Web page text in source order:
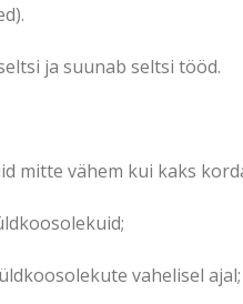
ja suunab seltsi tööd.
mitte vähem kui kaks
vahelisel ajal;